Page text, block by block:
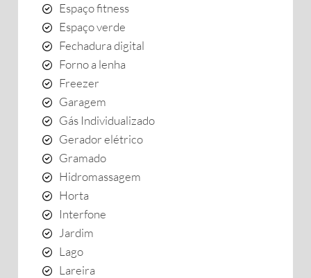
Espaço fitness
Espaço verde
Fechadura digital
Forno a lenha
Freezer
Garagem
Gás Individualizado
Gerador elétrico
Gramado
Hidromassagem
Horta
Interfone
Jardim
Lago
Lareira